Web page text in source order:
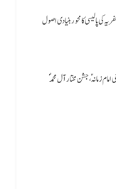
کی پالیسی کا محور بنیادی اصول
زمانہؑ ،جشن مختار آل محمدؐ